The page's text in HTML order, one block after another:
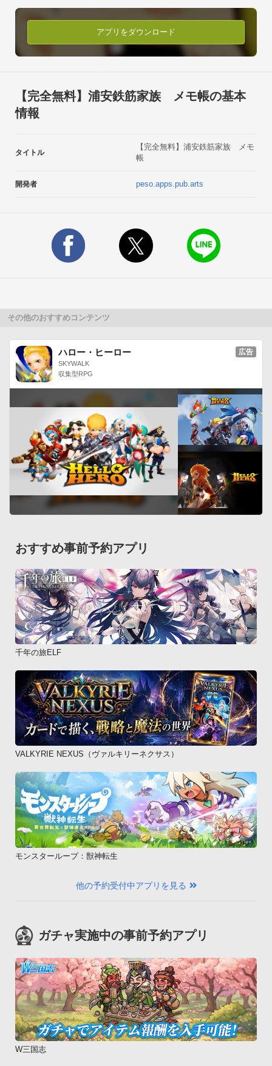
ットの設置方法が異なる場合があります。）ウィジェット一覧
から「浦安鉄筋家族めも」を選んでタップしたまま、待受けま
でひっぱれば設置出来ます。（ロングタップしたまま指を離さ
ずに、ひっぱり、設置してください。）浦安鉄筋家族ワールド
き、それぞれに異なるメモ内容を書き込めます。　不要になっ
たメモは付箋（ウィジェット）をはがすだけで手軽に処分でき
ます。正に付箋紙がテーマのシンプル、手軽なアプリです。メ
はありません。いつも持ち歩くスマホが無料のメモ用紙とペン
代わりになります。良く見る待受けにメモしておく事で便利で
手軽な備忘録になります。買い物メモ、やらなければならない
けて、予定や用事を書き込む事も良いでしょう。英単語や数学
の公式などの勉強メモを待受にみっちりと書き込めば、楽しい
す。　無料のガチャを回すと新しいデザインの付箋が当りま
楽しめるエンタテイメント性の高い便利なツールです。　自分
好みに、人気コミックの付箋デザインをカスタマイズしてくだ
さい。放置ゲームを遊びながらスマホ生活が便利になるメモ帳
ツール活用してください。　メモ書きの際、音声入力にも対応
しています。文字サイズの変更や、浦筋マンガキャラの変更が
出来ます。うらやす付箋は指で待受からずり落とし消しましょ
う。付箋をロングタップで、つかみ、スライドさせる事で待受
に対して貼ったり剥がしたいしてください。「アイコン」をタ
ップしてアプリを開いた際のメモ内容は、ウィジェット（待受
け）に反映されません。（待受けには複数の付箋を貼る事が出
来るため、それぞれ独立したメモ内容が保持されるためです。
正に「付箋」の容量です。）　アイコンから開いた際のメモ内
置しなくても使える１つのメモ帳」としてご利用頂けます。ア
てもメモした付箋がポップアップ表示されます。（LINEの着信
時と同様です。）　表示と同時に音を鳴らす事も出来ます。と
ても簡単です。サクサク化機能「スマホ最適化機能」（タスク
キラー）が付いています。スマホの動きをサクサク軽くして、
電池長持ちにもなります。本アプリは、「浦安鉄筋家族　電池
長持ち・面白放置育成ゲーム無料」と連携しています。色んな
どの秘密のメモは書き込まないようにしましょう。本アプリ
は、Google社が推奨するマテリアルデザインを参考にていま
す。人気コミック「毎度!浦安鉄筋家族」（元祖!浦安鉄筋家
族、浦安鉄筋家族を含む）は浜岡賢次氏による日本のギャグ漫
画で、週刊少年チャンピオン（秋田書店）で連載、テレビアニ
メ化もされています。　埼玉県の浦安市を舞台に元気な小学生
の主人公「大沢木小鉄」の家族や仲間が繰り広げるドタバタ喜
劇です。(C) Kenji Hamaoka (Weekly Shonen
Champion)Powered by ARTSPLANET
アプリをダウンロード
【完全無料】浦安鉄筋家族 メモ帳の基本
情報
タイトル
【完全無料】浦安鉄筋家族 メモ
帳
開発者 peso.apps.pub.arts
その他のおすすめコンテンツ
ハロー・ヒーロー
SKYWALK
収集型RPG
広告
おすすめ事前予約アプリ
千年の旅ELF
VALKYRIE NEXUS（ヴァルキリーネクサス）
モンスターループ：獣神転生
他の予約受付中アプリを見る
ガチャ実施中の事前予約アプリ
W三国志